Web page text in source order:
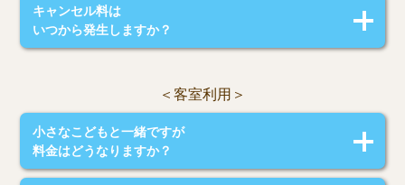
天神 5.7㎞(地下鉄 藤崎駅から9分)
博多駅 7.3㎞(地下鉄 藤崎駅から15分)
商店街700m (徒歩10分)
ももち浜まで 2.2㎞(自転車で約10分)
福岡タワー 2.2㎞(自転車で約10分)
（お電話でのご予約は受け付けておりません）
キャンセル料は
いつから発生しますか？
＜客室利用＞
小さなこどもと一緒ですが
料金はどうなりますか？
2歳以上は通常料金となります。